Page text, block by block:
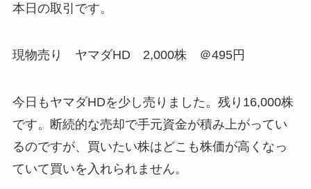
本日の取引です。
現物売り ヤマダHD 2,000株 ＠495円
今日もヤマダHDを少し売りました。残り16,000株
です。断続的な売却で手元資金が積み上がってい
るのですが、買いたい株はどこも株価が高くなっ
ていて買いを入れられません。